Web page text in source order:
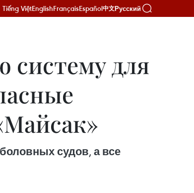
Tiếng ViệtEnglishFrançaisEspañol中文Русский
систему для
судов, а все